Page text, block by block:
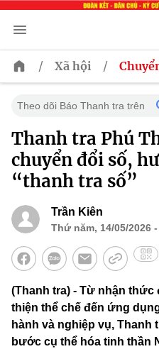
/ Xã hội /
Theo dõi Báo Thanh tra trên
Thanh tra Phú
chuyển đổi số,
“thanh tra số”
Trần Kiên
Thứ năm, 14/05/2026
(Thanh tra) - Từ nhận
thiện thể chế đến ứng
hành và nghiệp vụ, Thanh
bước cụ thể hóa tinh thần